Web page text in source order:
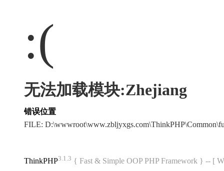
:(
无法加载模块:Zhejiang
错误位置
FILE:
ThinkPHP3.1.3 { Fast & Simple OOP PHP Framework } -- [